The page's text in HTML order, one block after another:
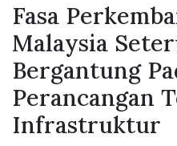
Fasa
Malaysia
Bergantung
Perancangan
Infrastruktur